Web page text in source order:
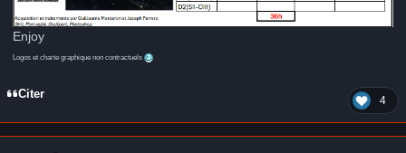
Enjoy
Logos et charte graphique non contractuels
Citer 4